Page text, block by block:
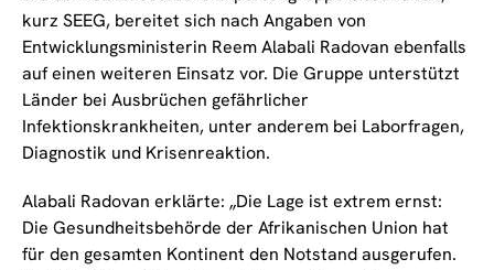
kurz SEEG, bereitet sich nach Angaben von
Entwicklungsministerin Reem Alabali Radovan ebenfalls
auf einen weiteren Einsatz vor. Die Gruppe unterstützt
Länder bei Ausbrüchen gefährlicher
Infektionskrankheiten, unter anderem bei Laborfragen,
Diagnostik und Krisenreaktion.
Alabali Radovan erklärte: „Die Lage ist extrem ernst:
Die Gesundheitsbehörde der Afrikanischen Union hat
für den gesamten Kontinent den Notstand ausgerufen.